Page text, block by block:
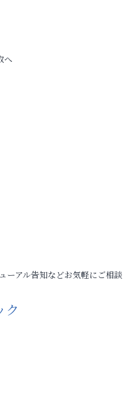
へ
ーアル告知などお気軽にご相
ク